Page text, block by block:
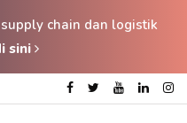
chain dan logistik
sini